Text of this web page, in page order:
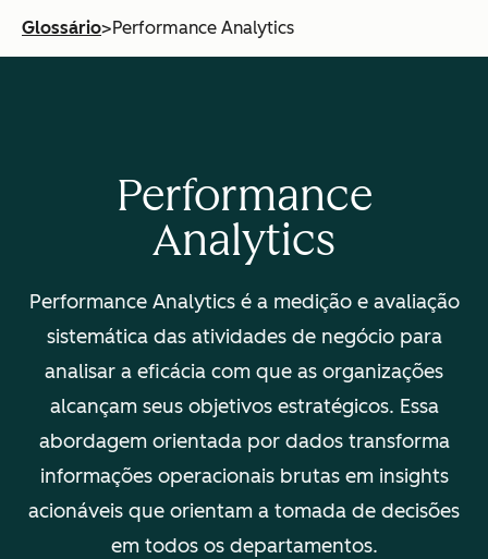
Glossário>Performance Analytics
Performance
Analytics
Performance Analytics é a medição e avaliação
sistemática das atividades de negócio para
analisar a eficácia com que as organizações
alcançam seus objetivos estratégicos. Essa
abordagem orientada por dados transforma
informações operacionais brutas em insights
acionáveis que orientam a tomada de decisões
em todos os departamentos.